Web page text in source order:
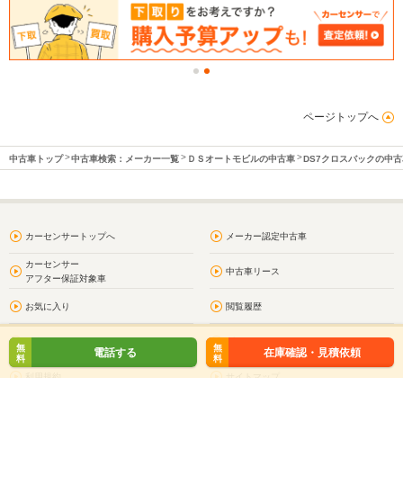
ページトップへ
中古車トップ 中古車検索：メーカー一覧 ＤＳオートモビルの中古車 DS7クロスバックの中
カーセンサートップへ メーカー認定中古車
カーセンサー
アフター保証対象車
中古車リース
お気に入り 閲覧履歴
利用規約 サイトマップ
無
料
電話する
無
料
在庫確認・見積依頼